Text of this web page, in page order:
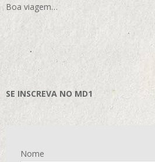
Boa viagem…
SE INSCREVA NO MD1
Nome